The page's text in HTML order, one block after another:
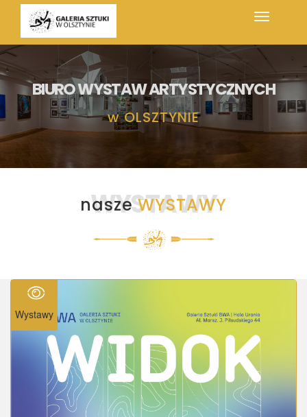
BIURO WYSTAW ARTYSTYCZNYCH
w OLSZTYNIE
WYSTAWY
naszeWYSTAWY
Wystawy